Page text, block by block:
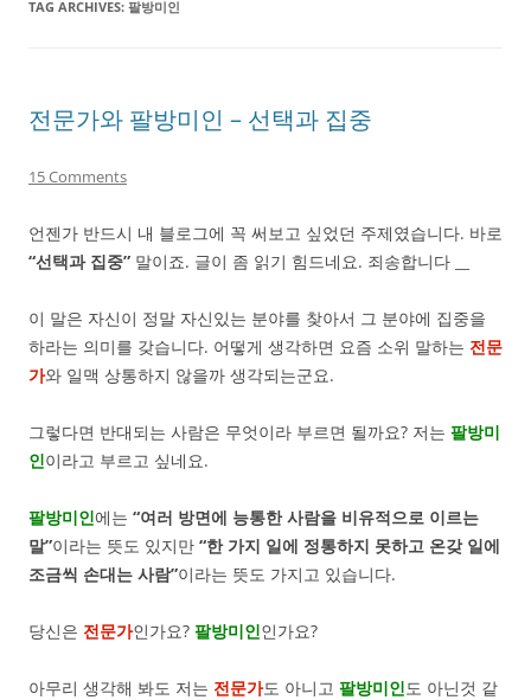
TAG ARCHIVES: 팔방미인
전문가와 팔방미인 – 선택과 집중
15 Comments
언젠가 반드시 내 블로그에 꼭 써보고 싶었던 주제였습니다. 바로
“선택과 집중” 말이죠. 글이 좀 읽기 힘드네요. 죄송합니다 __
이 말은 자신이 정말 자신있는 분야를 찾아서 그 분야에 집중을
하라는 의미를 갖습니다. 어떻게 생각하면 요즘 소위 말하는 전문
가와 일맥 상통하지 않을까 생각되는군요.
그렇다면 반대되는 사람은 무엇이라 부르면 될까요? 저는 팔방미
인이라고 부르고 싶네요.
팔방미인에는 “여러 방면에 능통한 사람을 비유적으로 이르는
말”이라는 뜻도 있지만 “한 가지 일에 정통하지 못하고 온갖 일에
조금씩 손대는 사람”이라는 뜻도 가지고 있습니다.
당신은 전문가인가요? 팔방미인인가요?
아무리 생각해 봐도 저는 전문가도 아니고 팔방미인도 아닌것 같